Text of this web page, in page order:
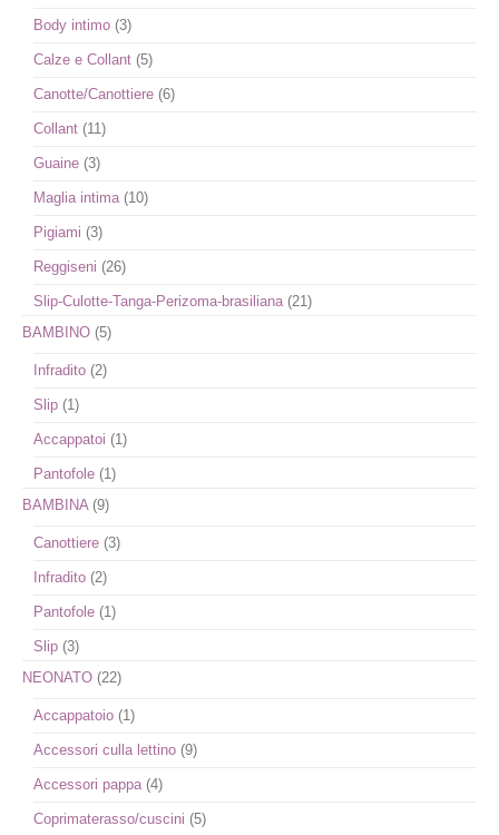
Body intimo (3)
Calze e Collant (5)
Canotte/Canottiere (6)
Collant (11)
Guaine (3)
Maglia intima (10)
Pigiami (3)
Reggiseni (26)
Slip-Culotte-Tanga-Perizoma-brasiliana (21)
BAMBINO (5)
Infradito (2)
Slip (1)
Accappatoi (1)
Pantofole (1)
BAMBINA (9)
Canottiere (3)
Infradito (2)
Pantofole (1)
Slip (3)
NEONATO (22)
Accappatoio (1)
Accessori culla lettino (9)
Accessori pappa (4)
Coprimaterasso/cuscini (5)